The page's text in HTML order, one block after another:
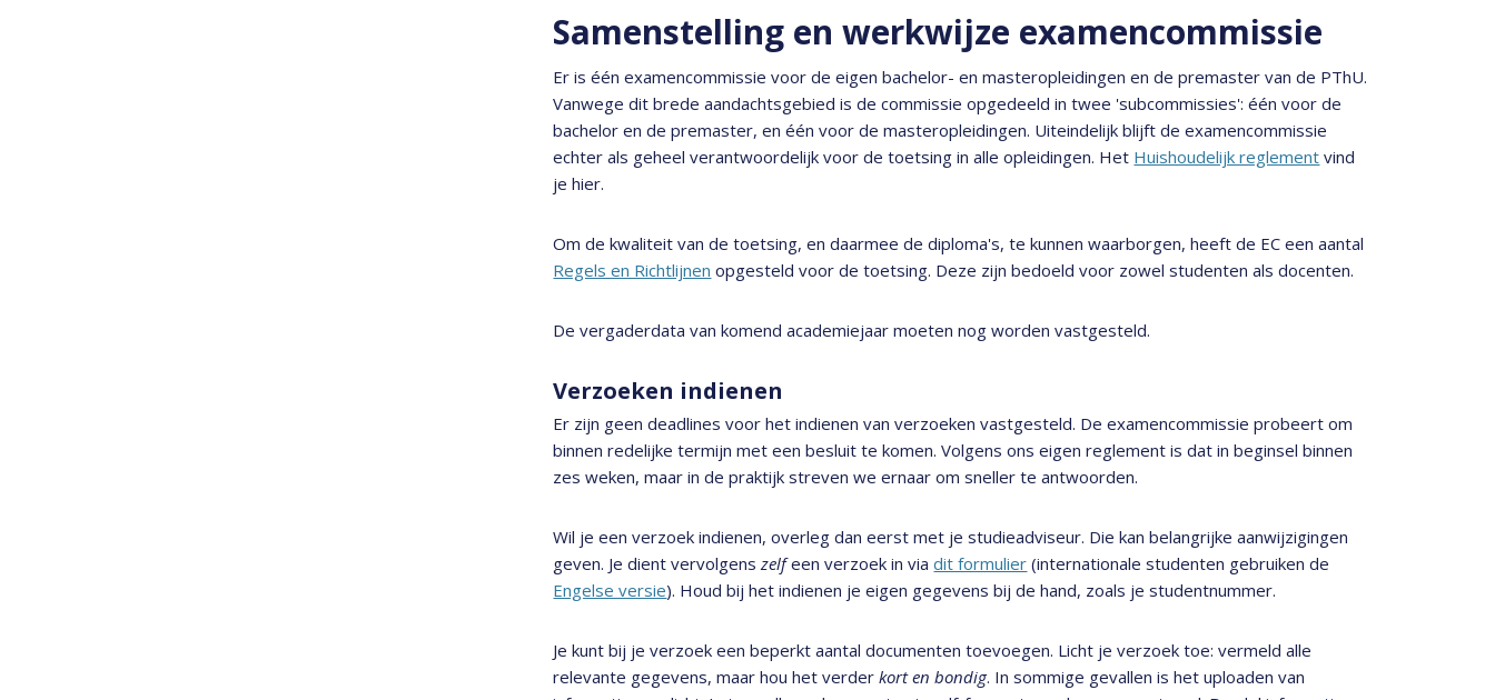
Samenstelling en werkwijze examencommissie
Er is één examencommissie voor de eigen bachelor- en masteropleidingen en de premaster van de PThU.
Vanwege dit brede aandachtsgebied is de commissie opgedeeld in twee 'subcommissies': één voor de
bachelor en de premaster, en één voor de masteropleidingen. Uiteindelijk blijft de examencommissie
echter als geheel verantwoordelijk voor de toetsing in alle opleidingen. Het Huishoudelijk reglement vind
je hier.
Om de kwaliteit van de toetsing, en daarmee de diploma's, te kunnen waarborgen, heeft de EC een aantal
Regels en Richtlijnen opgesteld voor de toetsing. Deze zijn bedoeld voor zowel studenten als docenten.
De vergaderdata van komend academiejaar moeten nog worden vastgesteld.
Verzoeken indienen
Er zijn geen deadlines voor het indienen van verzoeken vastgesteld. De examencommissie probeert om
binnen redelijke termijn met een besluit te komen. Volgens ons eigen reglement is dat in beginsel binnen
zes weken, maar in de praktijk streven we ernaar om sneller te antwoorden.
Wil je een verzoek indienen, overleg dan eerst met je studieadviseur. Die kan belangrijke aanwijzigingen
geven. Je dient vervolgenszelfeen verzoek in viadit formulier (internationale studenten gebruiken de
Engelse versie). Houd bij het indienen je eigen gegevens bij de hand, zoals je studentnummer.
Je kunt bij je verzoek een beperkt aantal documenten toevoegen. Licht je verzoek toe: vermeld alle
relevante gegevens, maar hou het verderkort en bondig. In sommige gevallen is het uploaden van